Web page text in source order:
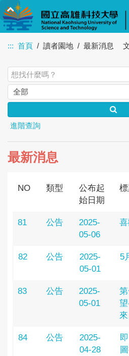
教職員 學生 校友
::: 首頁 讀者園地 最新消息
進階查詢
最新消息
NO 類型
公布起
始日期
81 公告
2025-
05-06
82 公告
2025-
05-01
5
83 公告
2025-
05-01
84 公告
2025-
04-28